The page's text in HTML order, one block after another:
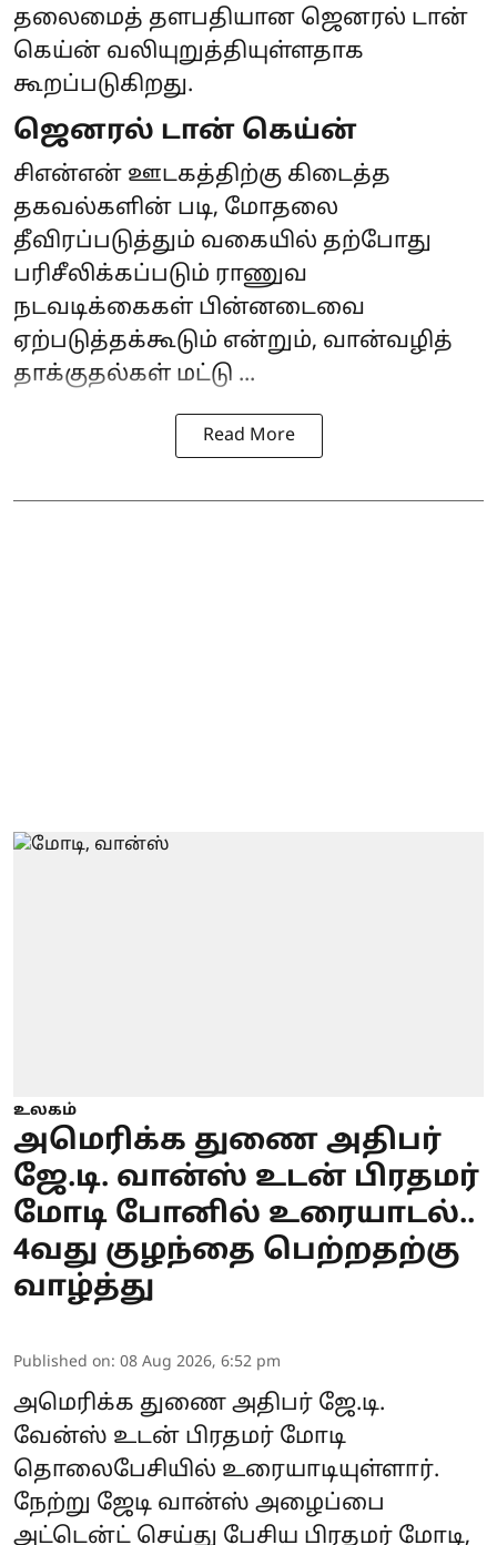
தலைமைத் தளபதியான ஜெனரல் டான்
கெய்ன் வலியுறுத்தியுள்ளதாக
கூறப்படுகிறது.
ஜெனரல் டான் கெய்ன்
சிஎன்என் ஊடகத்திற்கு கிடைத்த
தகவல்களின் படி, மோதலை
தீவிரப்படுத்தும் வகையில் தற்போது
பரிசீலிக்கப்படும் ராணுவ
நடவடிக்கைகள் பின்னடைவை
ஏற்படுத்தக்கூடும் என்றும், வான்வழித்
தாக்குதல்கள் மட்டு ...
Read More
உலகம்
அமெரிக்க துணை அதிபர்
ஜே.டி. வான்ஸ் உடன் பிரதமர்
மோடி போனில் உரையாடல்..
4வது குழந்தை பெற்றதற்கு
வாழ்த்து
Published on: 08 Aug 2026, 6:52 pm
அமெரிக்க துணை அதிபர் ஜே.டி.
வேன்ஸ் உடன் பிரதமர் மோடி
தொலைபேசியில் உரையாடியுள்ளார்.
நேற்று ஜேடி வான்ஸ் அழைப்பை
அட்டென்ட் செய்து பேசிய பிரதமர் மோடி,